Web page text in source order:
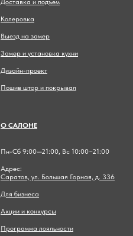
Доставка и подъем
Колеровка
Выезд на замер
Замер и установка кухни
Дизайн-проект
Пошив штор и покрывал
О САЛОНЕ
Пн-Сб 9:00—21:00, Вс 10:00−21:00
Адрес:
Саратов, ул. Большая Горная, д. 336
Для бизнеса
Акции и конкурсы
Программа лояльности